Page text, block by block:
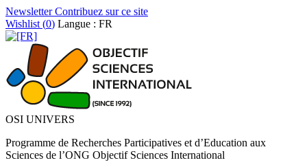
NewsletterContribuez sur ce site
Wishlist (0) Langue : FR
OSI UNIVERS
Programme de Recherches Participatives et d’Education aux
Sciences de l’ONG Objectif Sciences International